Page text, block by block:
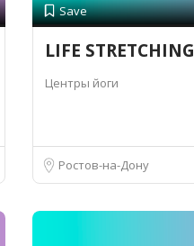
Save
LIFE STRETCHING
Центры йоги
Ростов-на-Дону